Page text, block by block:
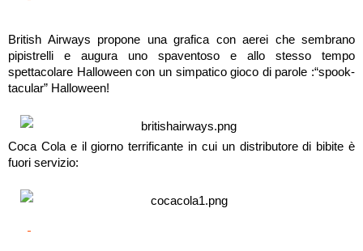
British Airways propone una grafica con aerei che sembrano
pipistrelli e augura uno spaventoso e allo stesso tempo
spettacolare Halloween con un simpatico gioco di parole :“spook-
tacular” Halloween!
Coca Cola e il giorno terrificante in cui un distributore di bibite è
fuori servizio: